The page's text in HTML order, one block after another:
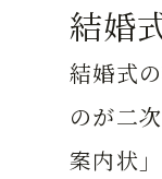
結婚
結婚式
のが二
案内状